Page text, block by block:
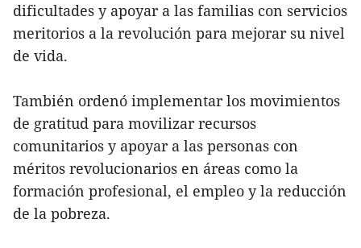
dificultades y apoyar a las familias con servicios
meritorios a la revolución para mejorar su nivel
de vida.
También ordenó implementar los movimientos
de gratitud para movilizar recursos
comunitarios y apoyar a las personas con
méritos revolucionarios en áreas como la
formación profesional, el empleo y la reducción
de la pobreza.